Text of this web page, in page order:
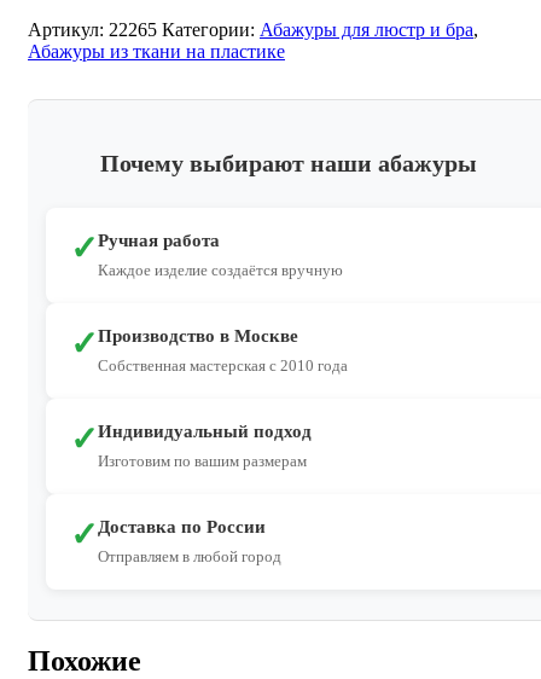
Артикул: 22265 Категории: Абажуры для люстр и бра,
Абажуры из ткани на пластике
Почему выбирают наши абажуры
✓Ручная работа
Каждое изделие создаётся вручную
✓Производство в Москве
Собственная мастерская с 2010 года
✓Индивидуальный подход
Изготовим по вашим размерам
✓Доставка по России
Отправляем в любой город
Похожие